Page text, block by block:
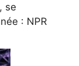
se
: NPR